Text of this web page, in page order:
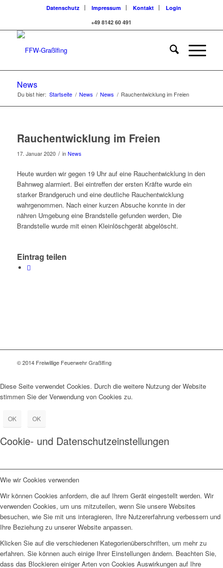
Datenschutz Impressum Kontakt
Login
+49 8142 60 491
News
Du bist hier: Startseite / News / News / Rauchentwicklung im Freien
Rauchentwicklung im Freien
17. Januar 2020 / in News
Heute wurden wir gegen 19 Uhr auf eine Rauchentwicklung in den
Bahnweg alarmiert. Bei eintreffen der ersten Kräfte wurde ein
starker Brandgeruch und eine deutliche Rauchentwicklung
wahrgenommen. Nach einer kurzen Absuche konnte in der
nähren Umgebung eine Brandstelle gefunden werden, Die
Brandstelle wurde mit einen Kleinlöschgerät abgelöscht.
Eintrag teilen
© 2014 Freiwillige Feuerwehr Graßlfing
Diese Seite verwendet Cookies. Durch die weitere Nutzung der Website
stimmen Sie der Verwendung von Cookies zu.
OK OK
Cookie- und Datenschutzeinstellungen
Wie wir Cookies verwenden
Wir können Cookies anfordern, die auf Ihrem Gerät eingestellt werden. Wir
verwenden Cookies, um uns mitzuteilen, wenn Sie unsere Websites
besuchen, wie Sie mit uns interagieren, Ihre Nutzererfahrung verbessern und
Ihre Beziehung zu unserer Website anpassen.
Klicken Sie auf die verschiedenen Kategorienüberschriften, um mehr zu
erfahren. Sie können auch einige Ihrer Einstellungen ändern. Beachten Sie,
dass das Blockieren einiger Arten von Cookies Auswirkungen auf Ihre